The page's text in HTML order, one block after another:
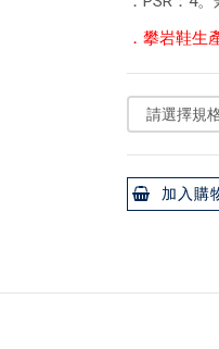
．攀岩鞋生
加入購